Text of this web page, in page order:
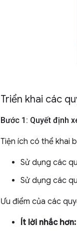
Triển khai các
Bước 1: Quyết định
Tiện ích có thể khai
Sử dụng các
Sử dụng các
Ưu điểm của các
Ít lời nhắc hơn: